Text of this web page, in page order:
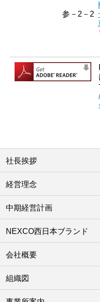
参－2－2
社長挨拶
経営理念
中期経営計画
NEXCO西日本ブランド
会社概要
組織図